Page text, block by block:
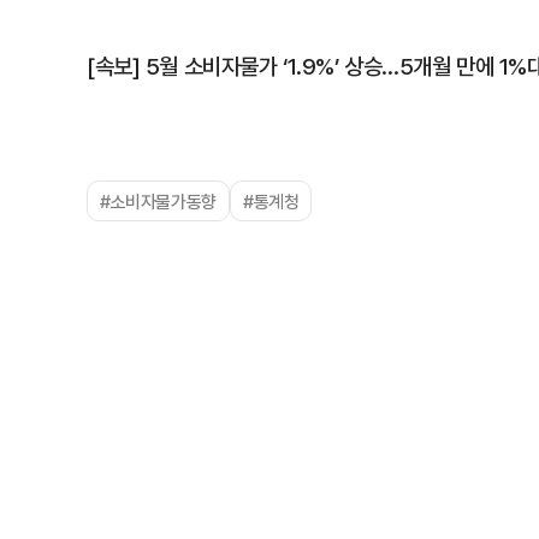
[속보] 5월 소비자물가 ‘1.9%’ 상승…5개월 만에 1%
#소비자물가동향 #통계청